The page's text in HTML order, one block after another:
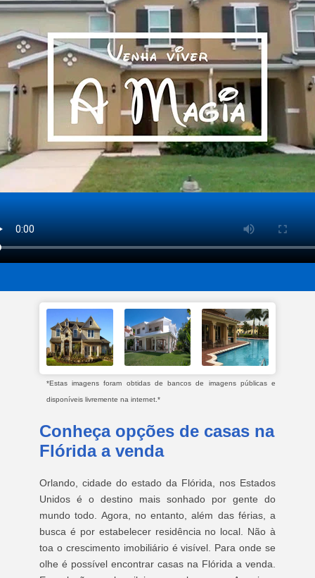
*Estas imagens foram obtidas de bancos de imagens públicas e
disponíveis livremente na internet.*
Conheça opções de casas na
Flórida a venda
Orlando, cidade do estado da Flórida, nos Estados
Unidos é o destino mais sonhado por gente do
mundo todo. Agora, no entanto, além das férias, a
busca é por estabelecer residência no local. Não à
toa o crescimento imobiliário é visível. Para onde se
olhe é possível encontrar casas na Flórida a venda.